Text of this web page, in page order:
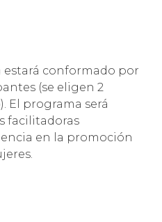
estará conformado por
(se eligen 2
El programa será
facilitadoras
en la promoción